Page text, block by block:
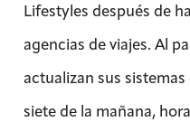
Lifestyles después de
agencias de viajes. Al
actualizan sus sistemas
siete de la mañana,